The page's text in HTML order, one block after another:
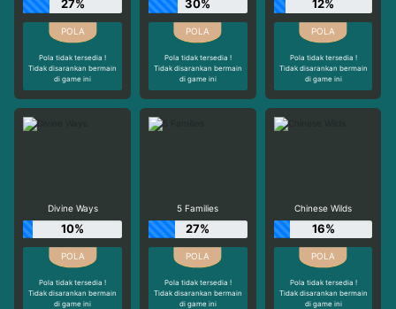
27%
Pola tidak tersedia !
Tidak disarankan bermain
di game ini
30%
Pola tidak tersedia !
Tidak disarankan bermain
di game ini
12%
Pola tidak tersedia !
Tidak disarankan bermain
di game ini
Divine Ways
10%
Pola tidak tersedia !
Tidak disarankan bermain
di game ini
5 Families
27%
Pola tidak tersedia !
Tidak disarankan bermain
di game ini
Chinese Wilds
16%
Pola tidak tersedia !
Tidak disarankan bermain
di game ini